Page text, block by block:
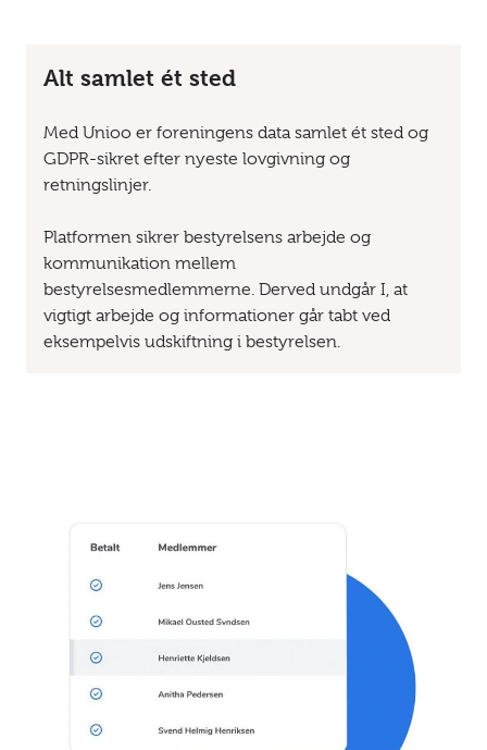
Alt samlet ét sted
Med Unioo er foreningens data samlet ét sted og
GDPR-sikret efter nyeste lovgivning og
retningslinjer.
Platformen sikrer bestyrelsens arbejde og
kommunikation mellem
bestyrelsesmedlemmerne. Derved undgår I, at
vigtigt arbejde og informationer går tabt ved
eksempelvis udskiftning i bestyrelsen.